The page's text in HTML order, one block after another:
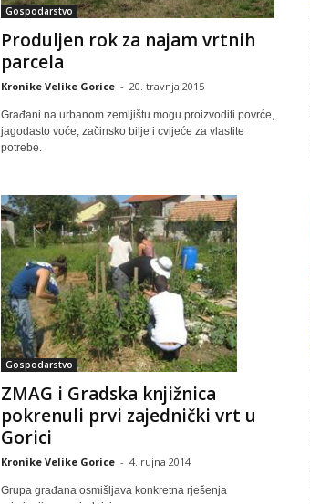
Gospodarstvo
Produljen rok za najam vrtnih
parcela
Kronike Velike Gorice - 20. travnja 2015
Građani na urbanom zemljištu mogu proizvoditi povrće,
jagodasto voće, začinsko bilje i cvijeće za vlastite
potrebe.
Gospodarstvo
ZMAG i Gradska knjižnica
pokrenuli prvi zajednički vrt u
Gorici
Kronike Velike Gorice - 4. rujna 2014
Grupa građana osmišljava konkretna rješenja